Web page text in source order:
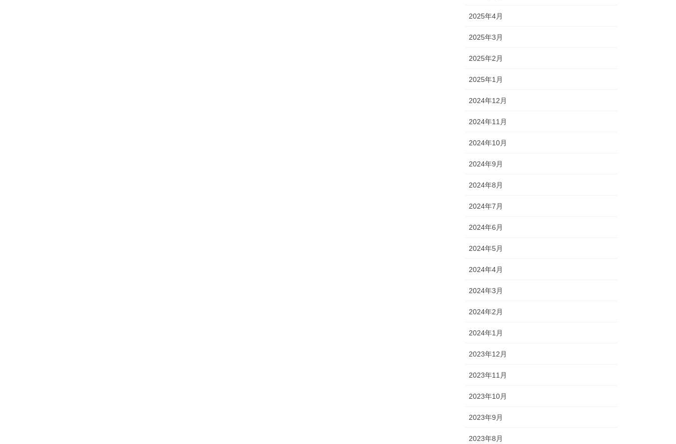
2025年4月
2025年3月
2025年2月
2025年1月
2024年12月
2024年11月
2024年10月
2024年9月
2024年8月
2024年7月
2024年6月
2024年5月
2024年4月
2024年3月
2024年2月
2024年1月
2023年12月
2023年11月
2023年10月
2023年9月
2023年8月